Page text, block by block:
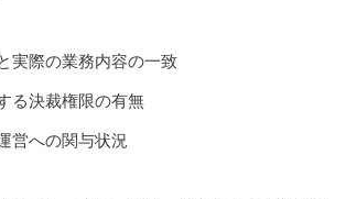
実際の業務内容の一致
る決裁権限の有無
営への関与状況